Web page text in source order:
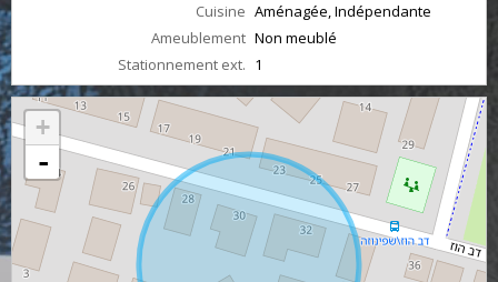
Cuisine Aménagée, Indépendante
Ameublement Non meublé
Stationnement ext. 1
+
-